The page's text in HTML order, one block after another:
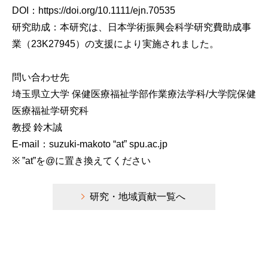
DOI：https://doi.org/10.1111/ejn.70535
研究助成：本研究は、日本学術振興会科学研究費助成事
業（23K27945）の支援により実施されました。
問い合わせ先
埼玉県立大学 保健医療福祉学部作業療法学科/大学院保健
医療福祉学研究科
教授 鈴木誠
E-mail：suzuki-makoto “at” spu.ac.jp
※ ”at”を@に置き換えてください
研究・地域貢献一覧へ